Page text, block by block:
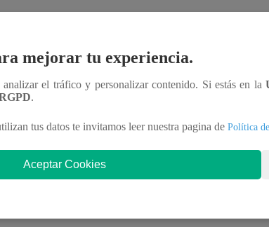
realizaba un concierto celebrando su
Todos los asistentes al espectáculo
que felizmente llegó a ser controlado
mejorar tu experiencia.
el tráfico y personalizar contenido. Si estás en la
.
tus datos te invitamos leer nuestra pagina de Política
Aceptar Cookies